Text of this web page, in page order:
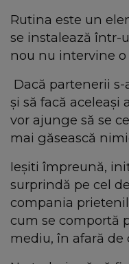
Rutina este un
se instalează într-
nou nu intervine
Dacă partenerii
și să facă aceleași
vor ajunge să se
mai găsească
Ieșiti împreună,
surprindă pe cel
compania
cum se comportă
mediu, în afară de